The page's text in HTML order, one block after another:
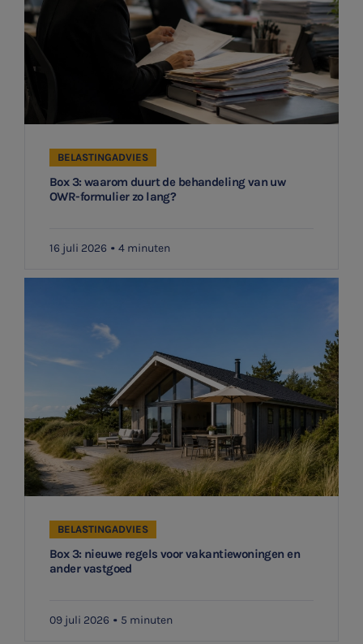
Box 3: waarom duurt de behandeling van uw
OWR-formulier zo lang?
BELASTINGADVIES
16 juli 2026 4 minuten
Box 3: nieuwe regels voor vakantiewoningen en
ander vastgoed
BELASTINGADVIES
09 juli 2026 5 minuten